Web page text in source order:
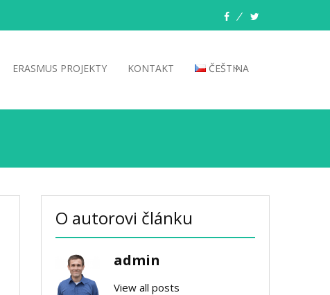
facebook
ERASMUS PROJEKTY KONTAKT ČEŠTINA
O autorovi článku
admin
View all posts